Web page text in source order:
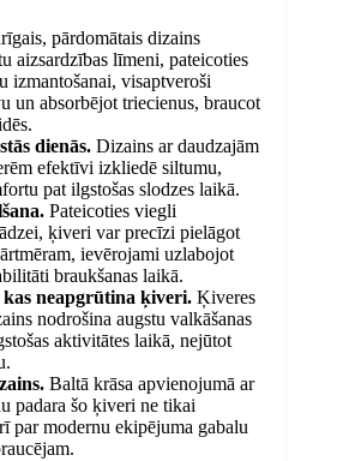
pārdomātais dizains
aizsardzības līmeni, pateicoties
izmantošanai, visaptveroši
un absorbējot triecienus, braucot
dienās. Dizains ar daudzajām
efektīvi izkliedē siltumu,
pat ilgstošas ​​slodzes laikā.
Pateicoties viegli
ķiveri var precīzi pielāgot
ievērojami uzlabojot
braukšanas laikā.
neapgrūtina ķiveri. Ķiveres
nodrošina augstu valkāšanas
​​aktivitātes laikā, nejūtot
Baltā krāsa apvienojumā ar
padara šo ķiveri ne tikai
par modernu ekipējuma gabalu